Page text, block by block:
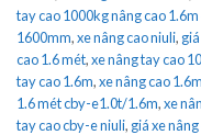
tay cao 1000kg nâng cao
1600mm,xe nâng cao niuli,
cao 1.6 mét,xe nâng tay cao
tay cao 1.6m,xe nâng cao
1.6 mét cby-e1.0t/1.6m,xe
tay cao cby-e niuli, giá xe